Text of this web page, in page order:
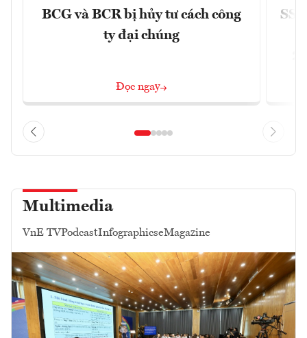
BCG và BCR bị hủy tư cách công
ty đại chúng
Đọc ngay
SSI
Multimedia
VnE TVPodcastInfographicseMagazine